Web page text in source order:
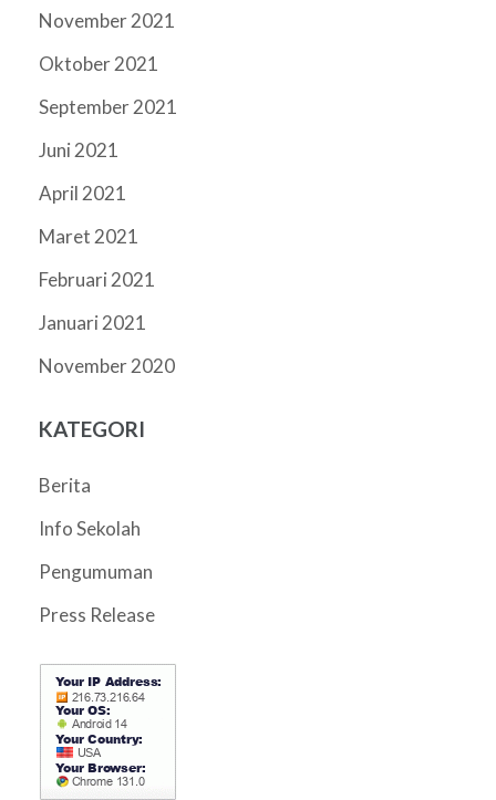
November 2021
Oktober 2021
September 2021
Juni 2021
April 2021
Maret 2021
Februari 2021
Januari 2021
November 2020
KATEGORI
Berita
Info Sekolah
Pengumuman
Press Release